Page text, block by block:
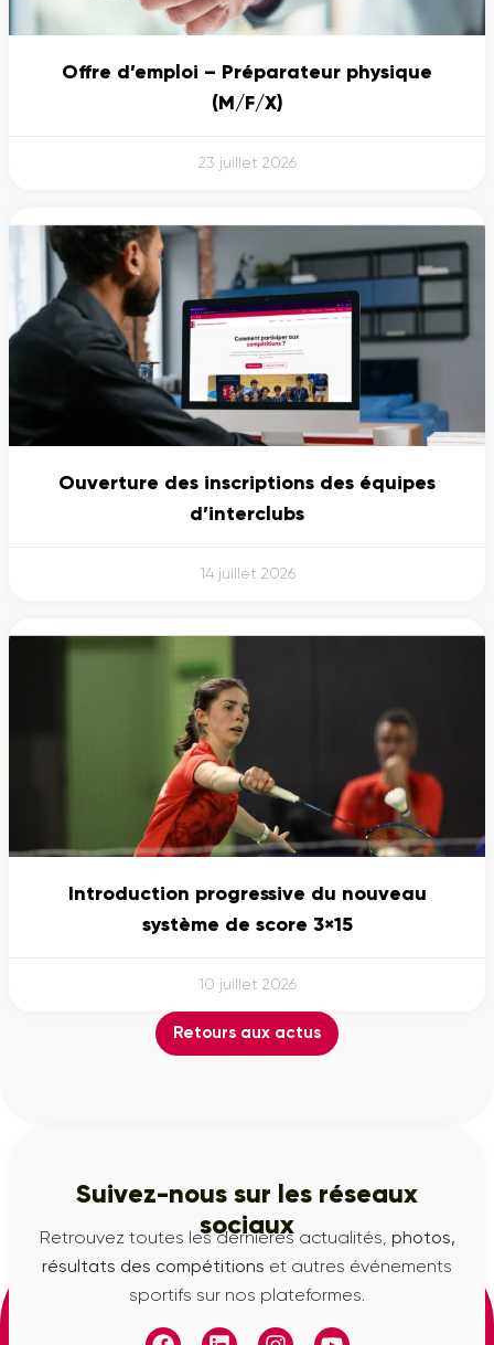
Offre d’emploi – Préparateur physique
(M/F/X)
23 juillet 2026
Ouverture des inscriptions des équipes
d’interclubs
14 juillet 2026
Introduction progressive du nouveau
système de score 3×15
10 juillet 2026
Retours aux actus
Suivez-nous sur les réseaux
sociaux
Retrouvez toutes les dernières actualités, photos,
résultats des compétitions et autres événements
sportifs sur nos plateformes.